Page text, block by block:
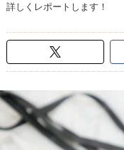
詳しくレポートします！